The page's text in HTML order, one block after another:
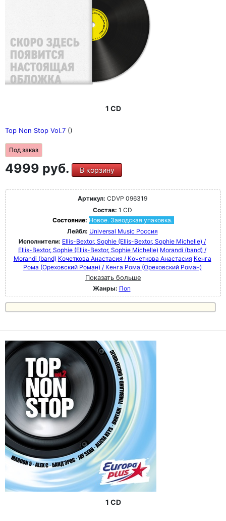
1 CD
Top Non Stop Vol.7 ()
Под заказ
4999 руб. В корзину
Артикул: CDVP 096319
Состав: 1 CD
Состояние: Новое. Заводская упаковка.
Лейбл: Universal Music Россия
Исполнители: Ellis-Bextor, Sophie (Ellis-Bextor, Sophie Michelle) /
Ellis-Bextor, Sophie (Ellis-Bextor, Sophie Michelle) Morandi (band) /
Morandi (band) Кочеткова Анастасия / Кочеткова Анастасия Кенга
Рома (Ореховский Роман) / Кенга Рома (Ореховский Роман)
Показать больше
Жанры: Поп
1 CD